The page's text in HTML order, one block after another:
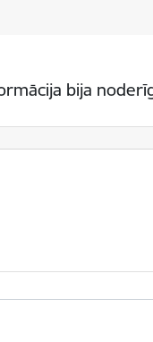
bija